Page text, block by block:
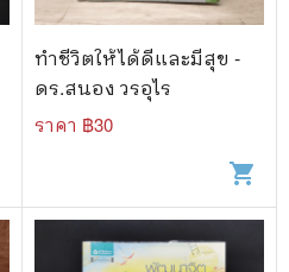
ทำชีวิตให้ได้ดีและมีสุข -
ดร.สนอง วรอุไร
ราคา ฿30
shopping_cart